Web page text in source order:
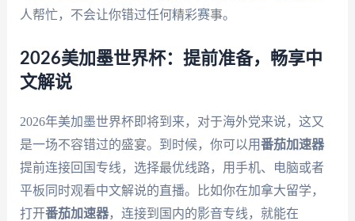
人帮忙，不会让你错过任何精彩赛事。
2026美加墨世界杯：提前准备，畅享中
文解说
2026年美加墨世界杯即将到来，对于海外党来说，这又
是一场不容错过的盛宴。到时候，你可以用番茄加速器
提前连接回国专线，选择最优线路，用手机、电脑或者
平板同时观看中文解说的直播。比如你在加拿大留学，
打开番茄加速器，连接到国内的影音专线，就能在